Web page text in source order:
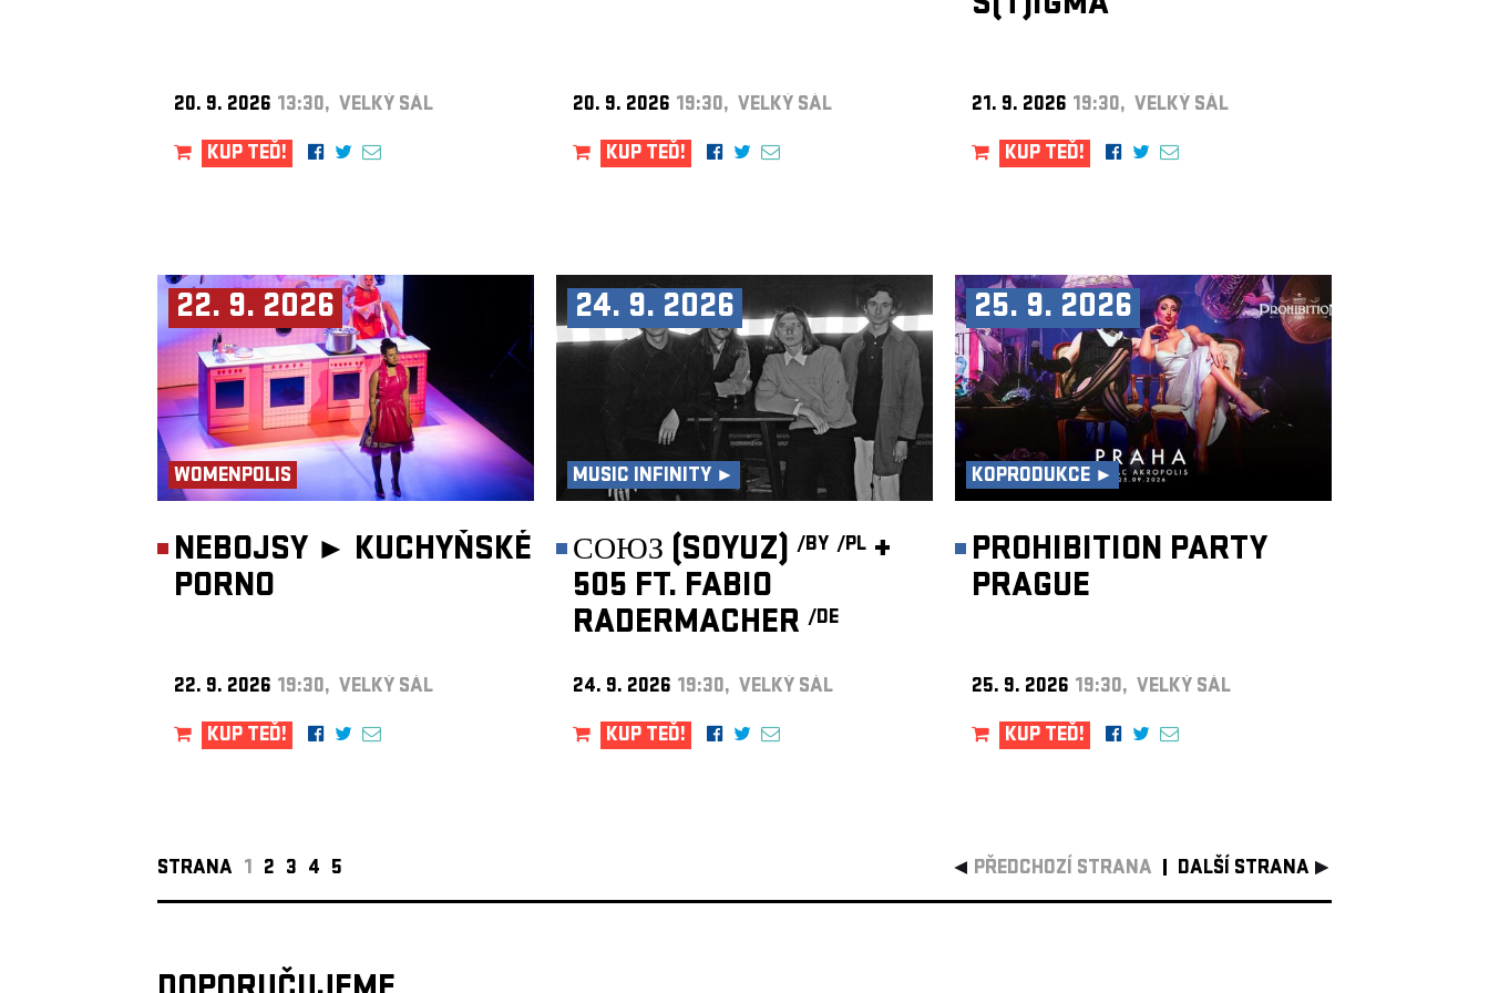
20. 9. 2026 13:30, VELKÝ SÁL
KUP TEĎ!
20. 9. 2026 19:30, VELKÝ SÁL
KUP TEĎ!
21. 9. 2026 19:30, VELKÝ SÁL
KUP TEĎ!
22. 9. 2026
WOMENPOLIS
NEBOJSY ► KUCHYŇSKÉ
PORNO
22. 9. 2026 19:30, VELKÝ SÁL
KUP TEĎ!
24. 9. 2026
MUSIC INFINITY ►
СОЮЗ (SOYUZ) /BY /PL +
505 FT. FABIO
RADERMACHER /DE
24. 9. 2026 19:30, VELKÝ SÁL
KUP TEĎ!
25. 9. 2026
KOPRODUKCE ►
PROHIBITION PARTY
PRAGUE
25. 9. 2026 19:30, VELKÝ SÁL
KUP TEĎ!
STRANA 1 2 3 4 5 PŘEDCHOZÍ STRANA DALŠÍ STRANA